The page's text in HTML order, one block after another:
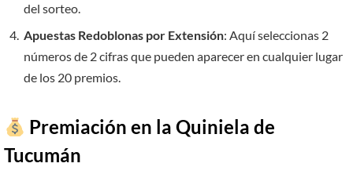
del sorteo.
Apuestas Redoblonas por Extensión: Aquí seleccionas 2
números de 2 cifras que pueden aparecer en cualquier lugar
de los 20 premios.
Premiación en la Quiniela de
Tucumán